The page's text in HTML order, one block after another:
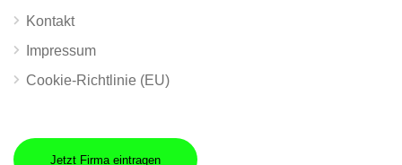
Kontakt
Impressum
Cookie-Richtlinie (EU)
Jetzt Firma eintragen